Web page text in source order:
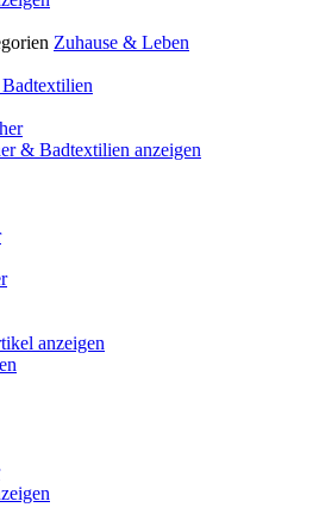
Zuhause & Leben
& Badtextilien anzeigen
anzeigen